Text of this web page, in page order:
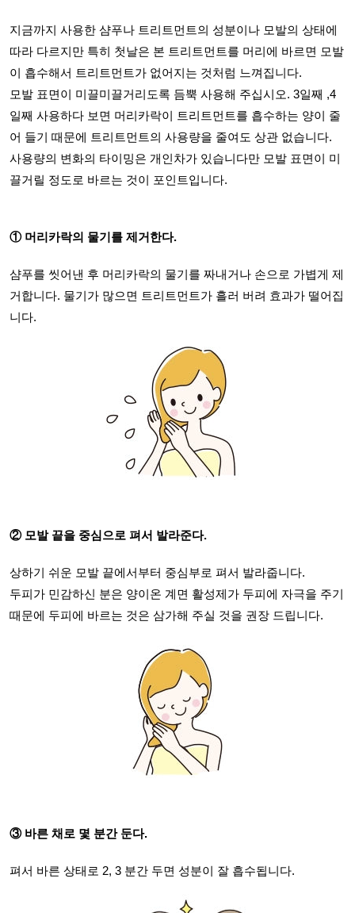
지금까지 사용한 샴푸나 트리트먼트의 성분이나 모발의 상태에
따라 다르지만 특히 첫날은 본 트리트먼트를 머리에 바르면 모발
이 흡수해서 트리트먼트가 없어지는 것처럼 느껴집니다.
모발 표면이 미끌미끌거리도록 듬뿍 사용해 주십시오. 3일째 ,4
일째 사용하다 보면 머리카락이 트리트먼트를 흡수하는 양이 줄
어 들기 때문에 트리트먼트의 사용량을 줄여도 상관 없습니다.
사용량의 변화의 타이밍은 개인차가 있습니다만 모발 표면이 미
끌거릴 정도로 바르는 것이 포인트입니다.
① 머리카락의 물기를 제거한다.
샴푸를 씻어낸 후 머리카락의 물기를 짜내거나 손으로 가볍게 제
거합니다. 물기가 많으면 트리트먼트가 흘러 버려 효과가 떨어집
니다.
② 모발 끝을 중심으로 펴서 발라준다.
상하기 쉬운 모발 끝에서부터 중심부로 펴서 발라줍니다.
두피가 민감하신 분은 양이온 계면 활성제가 두피에 자극을 주기
때문에 두피에 바르는 것은 삼가해 주실 것을 권장 드립니다.
③ 바른 채로 몇 분간 둔다.
펴서 바른 상태로 2, 3 분간 두면 성분이 잘 흡수됩니다.